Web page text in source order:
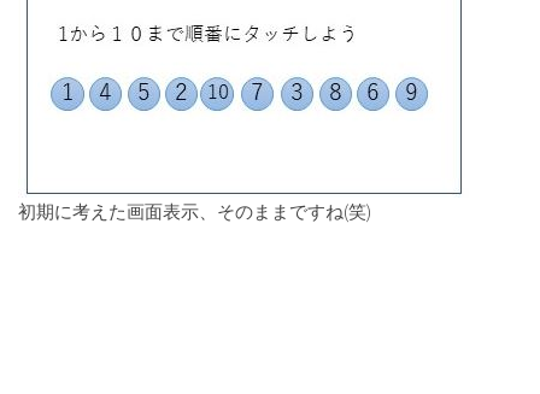
初期に考えた画面表示、そのままですね(笑)